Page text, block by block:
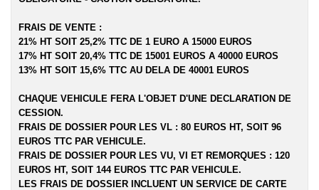
FRAIS DE VENTE :
21% HT SOIT 25,2% TTC DE 1 EURO A 15000 EUROS
17% HT SOIT 20,4% TTC DE 15001 EUROS A 40000 EUROS
13% HT SOIT 15,6% TTC AU DELA DE 40001 EUROS
CHAQUE VEHICULE FERA L'OBJET D'UNE DECLARATION DE
CESSION.
FRAIS DE DOSSIER POUR LES VL : 80 EUROS HT, SOIT 96
EUROS TTC PAR VEHICULE.
FRAIS DE DOSSIER POUR LES VU, VI ET REMORQUES : 120
EUROS HT, SOIT 144 EUROS TTC PAR VEHICULE.
LES FRAIS DE DOSSIER INCLUENT UN SERVICE DE CARTE